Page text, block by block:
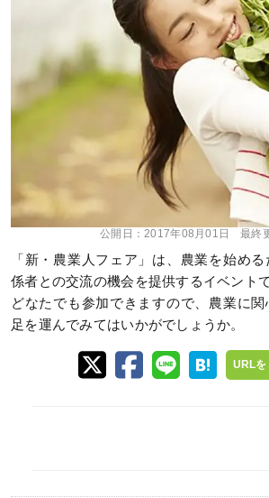
公開日：2017年08月01日 最終
「新・農業人フェア」は、農業を始め
係者との交流の機会を提供するイベントで
どなたでも参加できますので、農業に関
足を運んでみてはいかがでしょうか。
URLを